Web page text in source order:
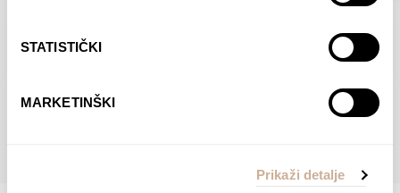
STATISTIČKI
MARKETINŠKI
Prikaži detalje
ODABERI OPCIJE
€Raspon
od
75,00 €
do
138,00 €
ODABERI OPCIJE
POGLEDAJTE SVE PROIZVODE U OVOJ KATEGORIJI